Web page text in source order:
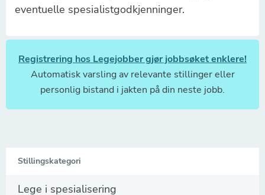
eventuelle spesialistgodkjenninger.
Registrering hos Legejobber gjør jobbsøket enklere!
Automatisk varsling av relevante stillinger eller
personlig bistand i jakten på din neste jobb.
Stillingskategori
Lege i spesialisering